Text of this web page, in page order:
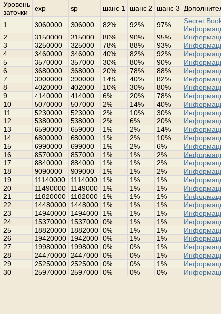
Уровень
заточки
exp sp шанс 1 шанс 2 шанс 3
1 3060000 306000 82% 92% 97%
Secret
2
3150000 315000 80% 90% 95%
3
3250000 325000 78% 88% 93%
4
3460000 346000 40% 82% 92%
5
3570000 357000 30% 80% 90%
6
3680000 368000 20% 78% 88%
7
3900000 390000 14% 40% 82%
8
4020000 402000 10% 30% 80%
9
4140000 414000 6% 20% 78%
10
5070000 507000 2% 14% 40%
11
5230000 523000 2% 10% 30%
12
5380000 538000 2% 6% 20%
13
6590000 659000 1% 2% 14%
14
6800000 680000 1% 2% 10%
15
6990000 699000 1% 2% 6%
16
8570000 857000 1% 1% 2%
17
8840000 884000 1% 1% 2%
18
9090000 909000 1% 1% 2%
19
11140000 1114000 1% 1% 1%
20
11490000 1149000 1% 1% 1%
21
11820000 1182000 1% 1% 1%
22
14480000 1448000 1% 1% 1%
23
14940000 1494000 1% 1% 1%
24
15370000 1537000 0% 1% 1%
25
18820000 1882000 0% 1% 1%
26
19420000 1942000 0% 1% 1%
27
19980000 1998000 0% 0% 1%
28
24470000 2447000 0% 0% 1%
29
25250000 2525000 0% 0% 1%
30
25970000 2597000 0% 0% 0%